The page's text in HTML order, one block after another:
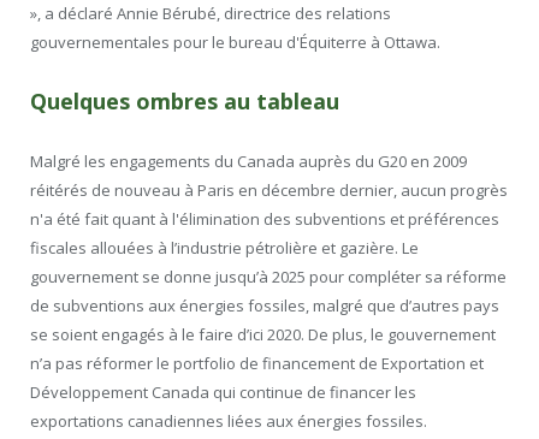
», a déclaré Annie Bérubé, directrice des relations
gouvernementales pour le bureau d'Équiterre à Ottawa.
Quelques ombres au tableau
Malgré les engagements du Canada auprès du G20 en 2009
réitérés de nouveau à Paris en décembre dernier, aucun progrès
n'a été fait quant à l'élimination des subventions et préférences
fiscales allouées à l’industrie pétrolière et gazière. Le
gouvernement se donne jusqu’à 2025 pour compléter sa réforme
de subventions aux énergies fossiles, malgré que d’autres pays
se soient engagés à le faire d’ici 2020. De plus, le gouvernement
n’a pas réformer le portfolio de financement de Exportation et
Développement Canada qui continue de financer les
exportations canadiennes liées aux énergies fossiles.